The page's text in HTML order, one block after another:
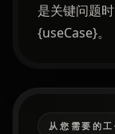
是关键问题
{useCase}。
从您需要的